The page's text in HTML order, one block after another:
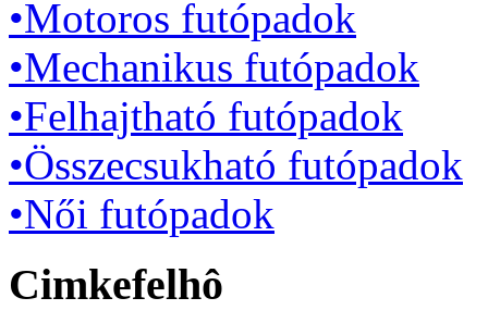
•Motoros futópadok
•Mechanikus futópadok
•Felhajtható futópadok
•Összecsukható futópadok
•Női futópadok
Cimkefelhô